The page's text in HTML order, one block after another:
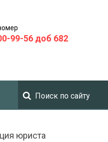
99-56 доб 682
юриста